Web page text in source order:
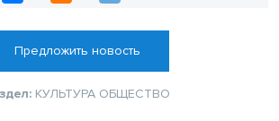
Предложить новость
КУЛЬТУРА ОБЩЕСТВО